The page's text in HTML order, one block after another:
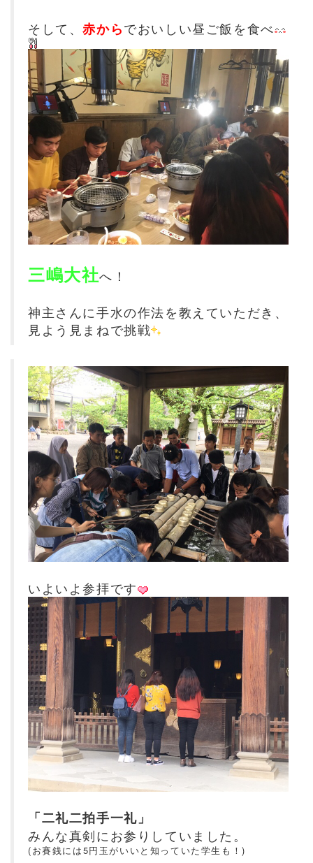
そして、赤からでおいしい昼ご飯を食べ
三嶋大社へ！
神主さんに手水の作法を教えていただき、
見よう見まねで挑戦
いよいよ参拝です
「二礼二拍手一礼」
みんな真剣にお参りしていました。
(お賽銭には5円玉がいいと知っていた学生も！)